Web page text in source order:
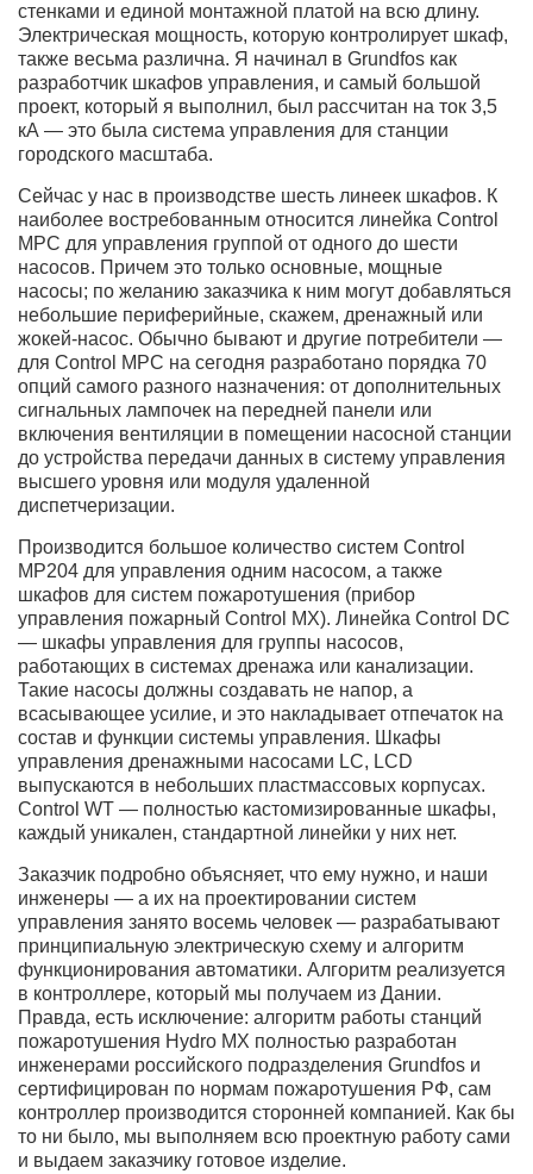
стенками и единой монтажной платой на всю длину.
Электрическая мощность, которую контролирует шкаф,
также весьма различна. Я начинал в Grundfos как
разработчик шкафов управления, и самый большой
проект, который я выполнил, был рассчитан на ток 3,5
кА — это была система управления для станции
городского масштаба.
Сейчас у нас в производстве шесть линеек шкафов. К
наиболее востребованным относится линейка Control
MPC для управления группой от одного до шести
насосов. Причем это только основные, мощные
насосы; по желанию заказчика к ним могут добавляться
небольшие периферийные, скажем, дренажный или
жокей-насос. Обычно бывают и другие потребители —
для Control MPC на сегодня разработано порядка 70
опций самого разного назначения: от дополнительных
сигнальных лампочек на передней панели или
включения вентиляции в помещении насосной станции
до устройства передачи данных в систему управления
высшего уровня или модуля удаленной
диспетчеризации.
Производится большое количество систем Control
MP204 для управления одним насосом, а также
шкафов для систем пожаротушения (прибор
управления пожарный Control MX). Линейка Control DC
— шкафы управления для группы насосов,
работающих в системах дренажа или канализации.
Такие насосы должны создавать не напор, а
всасывающее усилие, и это накладывает отпечаток на
состав и функции системы управления. Шкафы
управления дренажными насосами LC, LCD
выпускаются в небольших пластмассовых корпусах.
Control WT — полностью кастомизированные шкафы,
каждый уникален, стандартной линейки у них нет.
Заказчик подробно объясняет, что ему нужно, и наши
инженеры — а их на проектировании систем
управления занято восемь человек — разрабатывают
принципиальную электрическую схему и алгоритм
функционирования автоматики. Алгоритм реализуется
в контроллере, который мы получаем из Дании.
Правда, есть исключение: алгоритм работы станций
пожаротушения Hydro MX полностью разработан
инженерами российского подразделения Grundfos и
сертифицирован по нормам пожаротушения РФ, сам
контроллер производится сторонней компанией. Как бы
то ни было, мы выполняем всю проектную работу сами
и выдаем заказчику готовое изделие.